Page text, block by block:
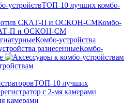
ТОП-10 лучших комбо-
Комбо-
П и ОСКОН-СМ
Комбо-устройства
Комбо-
ТОП-10 лучших
камерами